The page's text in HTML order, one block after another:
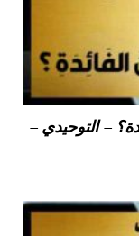
– التوحيدي –